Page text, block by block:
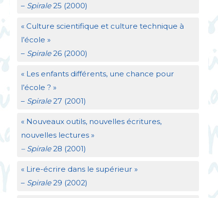
– Spirale25 (2000)
« Culture scientifique et culture technique à
l’école »
– Spirale26 (2000)
« Les enfants différents, une chance pour
l’école ? »
– Spirale27 (2001)
« Nouveaux outils, nouvelles écritures,
nouvelles lectures »
– Spirale28 (2001)
« Lire-écrire dans le supérieur »
– Spirale29 (2002)